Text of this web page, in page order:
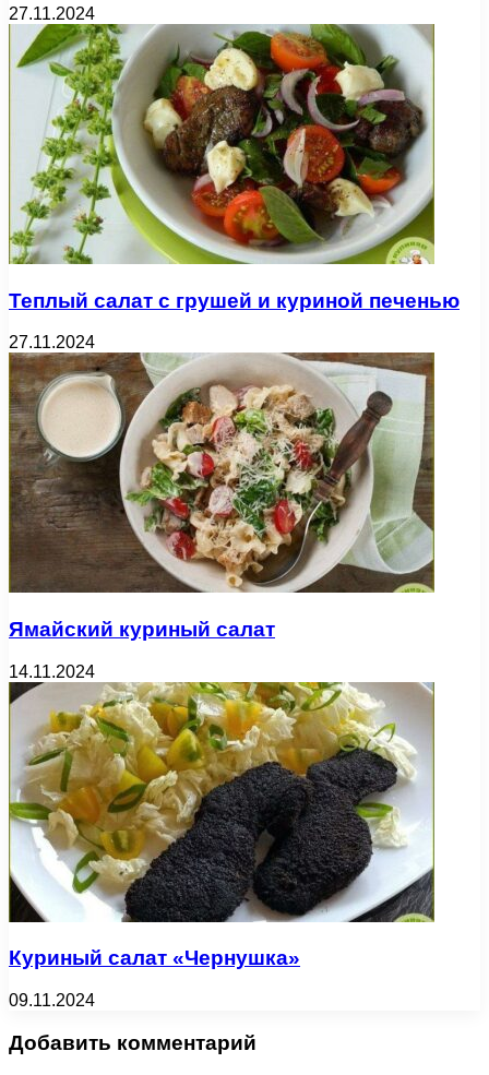
27.11.2024
Теплый салат с грушей и куриной печенью
27.11.2024
Ямайский куриный салат
14.11.2024
Куриный салат «Чернушка»
09.11.2024
Добавить комментарий